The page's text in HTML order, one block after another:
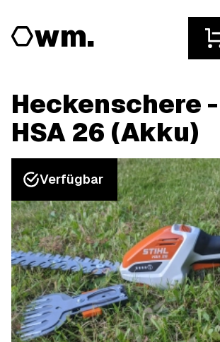
wm.
Heckenschere
HSA 26 (Akku)
Verfügbar